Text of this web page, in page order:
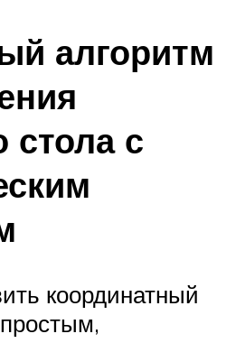
алгоритм
стола с
координатный